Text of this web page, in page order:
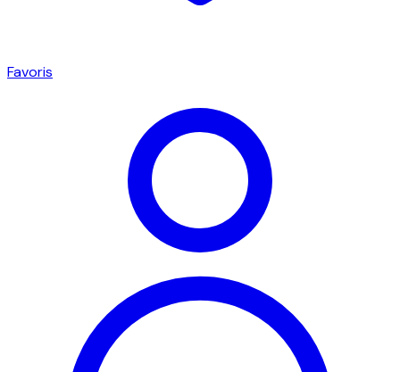
Favoris